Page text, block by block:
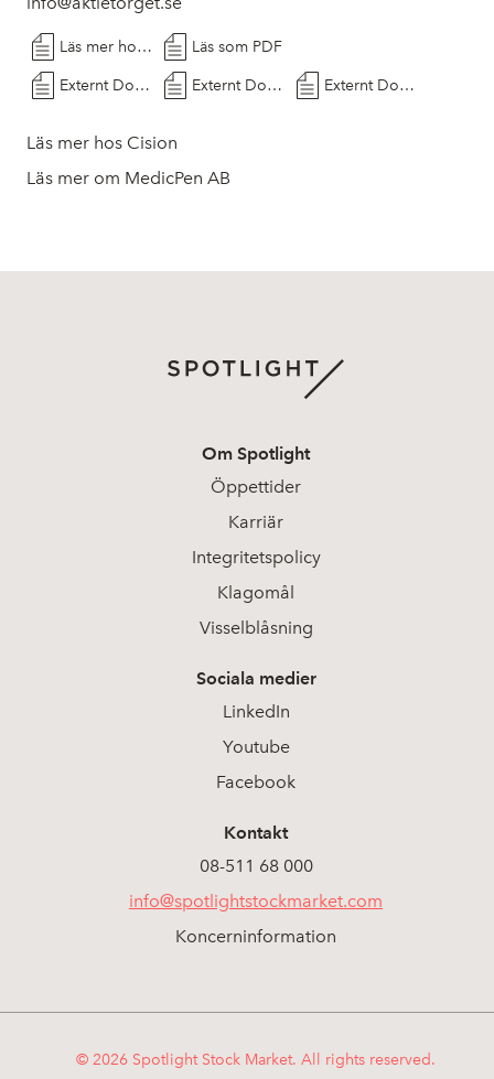
Läs mer hos Cision Läs som PDF
Externt Dokument Externt Dokument Externt Dokument
Läs mer hos Cision
Läs mer om MedicPen AB
Om Spotlight
Öppettider
Karriär
Integritetspolicy
Klagomål
Visselblåsning
Sociala medier
LinkedIn
Youtube
Facebook
Kontakt
08-511 68 000
info@spotlightstockmarket.com
Koncerninformation
© 2026 Spotlight Stock Market. All rights reserved.